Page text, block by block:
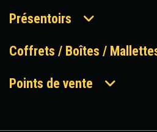
Présentoirs
Coffrets / Boîtes /
Points de vente